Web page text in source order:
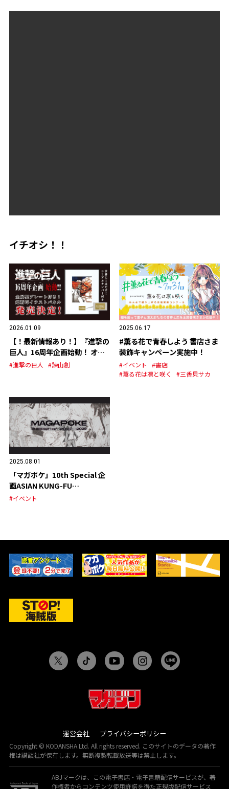
イチオシ！！
2026.01.09
【！最新情報あり！】『進撃の
巨人』16周年企画始動！ オリ
ジナルグッズの発売が決定！
#進撃の巨人 #諫山創
2025.06.17
#薫る花で青春しよう 書店さま
装飾キャンペーン実施中！
#イベント
#書店
#薫る花は凛と咲く
#三香見サカ
2025.08.01
「マガポケ」10th Special 企
画ASIAN KUNG-FU
GENERATION スペシャルPV
#イベント
運営会社 プライバシーポリシー
Copyright © KODANSHA Ltd. All rights reserved. このサイトのデータの著作
権は講談社が保有します。無断複製転載放送等は禁止します。
ABJマークは、この電子書店・電子書籍配信サービスが、著
作権者からコンテンツ使用許諾を得た正規版配信サービス